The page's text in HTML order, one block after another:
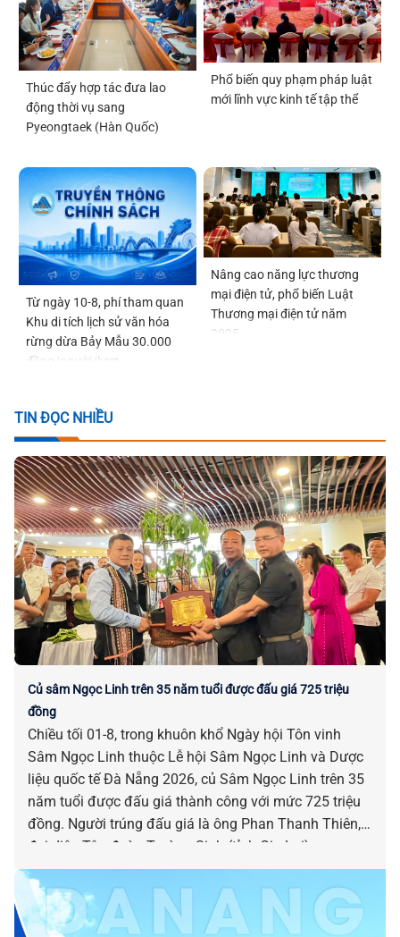
Thúc đẩy hợp tác đưa lao
động thời vụ sang
Pyeongtaek (Hàn Quốc)
Phổ biến quy phạm pháp luật
mới lĩnh vực kinh tế tập thể
Từ ngày 10-8, phí tham quan
Khu di tích lịch sử văn hóa
rừng dừa Bảy Mẫu 30.000
đồng/người/lượt
Nâng cao năng lực thương
mại điện tử, phổ biến Luật
Thương mại điện tử năm
2025
TIN ĐỌC NHIỀU
Củ sâm Ngọc Linh trên 35 năm tuổi được đấu giá 725 triệu
đồng
Chiều tối 01-8, trong khuôn khổ Ngày hội Tôn vinh
Sâm Ngọc Linh thuộc Lễ hội Sâm Ngọc Linh và Dược
liệu quốc tế Đà Nẵng 2026, củ Sâm Ngọc Linh trên 35
năm tuổi được đấu giá thành công với mức 725 triệu
đồng. Người trúng đấu giá là ông Phan Thanh Thiên,
đại diện Tập đoàn Trường Sinh (tỉnh Gia Lai).